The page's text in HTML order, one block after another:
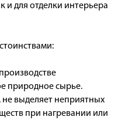
и для отделки интерьера
природное сырье.
выделяет неприятных
при нагревании или